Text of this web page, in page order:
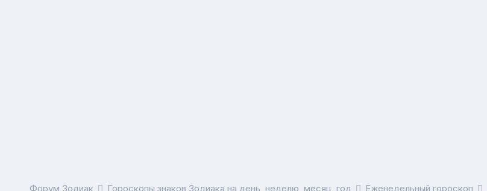
Форум Зодиак Гороскопы знаков Зодиака на день, неделю, месяц, год Еженедельный гороскоп